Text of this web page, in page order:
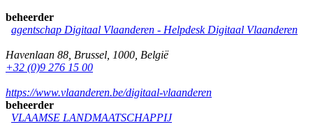
beheerder
agentschap Digitaal Vlaanderen - Helpdesk Digitaal Vlaanderen
Havenlaan 88 Brussel 1000 België
+32 (0)9 276 15 00
https://www.vlaanderen.be/digitaal-vlaanderen
beheerder
VLAAMSE LANDMAATSCHAPPIJ